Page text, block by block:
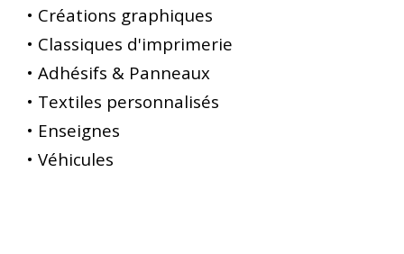
• Créations graphiques
• Classiques d'imprimerie
•Adhésifs & Panneaux
• Textiles personnalisés
• Enseignes
•Véhicules